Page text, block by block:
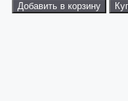
Добавить в корзину